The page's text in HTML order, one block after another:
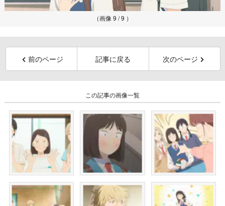
（画像 9 / 9 ）
前のページ 記事に戻る 次のページ
この記事の画像一覧